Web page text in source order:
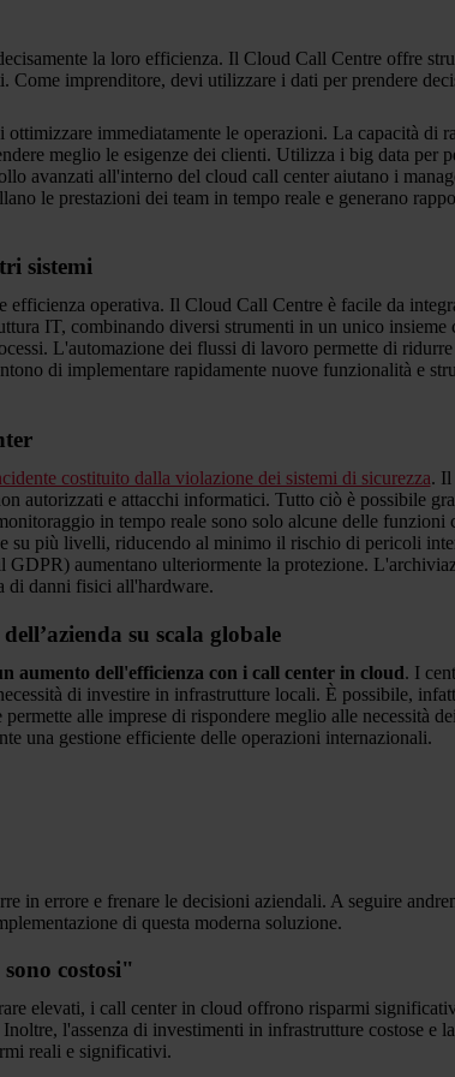
la loro efficienza. Il Cloud Call Centre offre
Come imprenditore, devi utilizzare i dati per prendere
immediatamente le operazioni. La capacità di
meglio le esigenze dei clienti. Utilizza i big data per
avanzati all'interno del cloud call center aiutano i
le prestazioni dei team in tempo reale e generano
sistemi
operativa. Il Cloud Call Centre è facile da
IT, combinando diversi strumenti in un unico
L'automazione dei flussi di lavoro permette di
di implementare rapidamente nuove funzionalità e
costituito dalla violazione dei sistemi di sicurezza. Il
autorizzati e attacchi informatici. Tutto ciò è possibile
in tempo reale sono solo alcune delle funzioni
su più livelli, riducendo al minimo il rischio di pericoli
aumentano ulteriormente la protezione.
di danni fisici all'hardware.
su scala globale
aumento dell'efficienza con i call center in cloud. I
di investire in infrastrutture locali. È possibile,
alle imprese di rispondere meglio alle necessità
una gestione efficiente delle operazioni internazionali.
in errore e frenare le decisioni aziendali. A seguire
di questa moderna soluzione.
costosi"
elevati, i call center in cloud offrono risparmi
l'assenza di investimenti in infrastrutture costose e
reali e significativi.